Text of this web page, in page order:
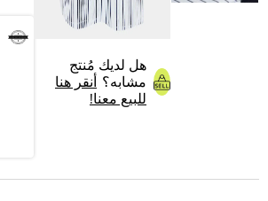
هل لديك مُنتج
مشابه؟
أنقر هنا
للبيع معنا!